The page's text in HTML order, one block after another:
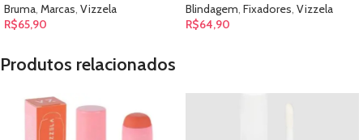
Bruma, Marcas, Vizzela
R$65,90
Blindagem, Fixadores, Vizzela
R$64,90
Produtos relacionados